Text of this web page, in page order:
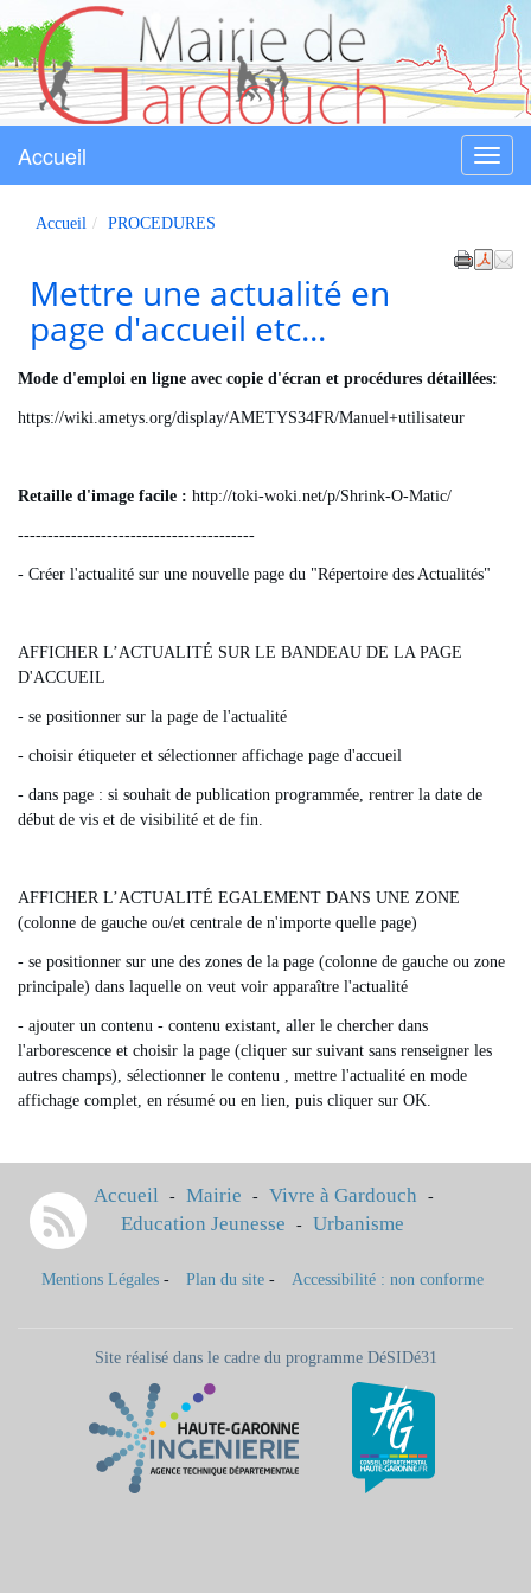
Gardouch Menu
Accueil
Accueil PROCEDURES
Mettre une actualité en
page d'accueil etc...
Mode d'emploi en ligne avec copie d'écran et procédures détaillées:
https://wiki.ametys.org/display/AMETYS34FR/Manuel+utilisateur
Retaille d'image facile : http://toki-woki.net/p/Shrink-O-Matic/
----------------------------------------
- Créer l'actualité sur une nouvelle page du "Répertoire des Actualités"
AFFICHER L’ACTUALITÉ SUR LE BANDEAU DE LA PAGE
D'ACCUEIL
- se positionner sur la page de l'actualité
- choisir étiqueter et sélectionner affichage page d'accueil
- dans page : si souhait de publication programmée, rentrer la date de
début de vis et de visibilité et de fin.
AFFICHER L’ACTUALITÉ EGALEMENT DANS UNE ZONE
(colonne de gauche ou/et centrale de n'importe quelle page)
- se positionner sur une des zones de la page (colonne de gauche ou zone
principale) dans laquelle on veut voir apparaître l'actualité
- ajouter un contenu - contenu existant, aller le chercher dans
l'arborescence et choisir la page (cliquer sur suivant sans renseigner les
autres champs), sélectionner le contenu , mettre l'actualité en mode
affichage complet, en résumé ou en lien, puis cliquer sur OK.
Accueil - Mairie - Vivre à Gardouch -
Education Jeunesse - Urbanisme
Mentions Légales - Plan du site - Accessibilité : non conforme
Site réalisé dans le cadre du programme DéSIDé31